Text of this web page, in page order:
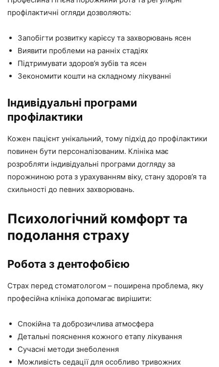
профілактичні огляди дозволяють:
Запобігти розвитку карієсу та захворювань ясен
Виявити проблеми на ранніх стадіях
Підтримувати здоров’я зубів та ясен
Зекономити кошти на складному лікуванні
Індивідуальні програми
профілактики
Кожен пацієнт унікальний, тому підхід до профілактики
повинен бути персоналізованим. Клініка має
розробляти індивідуальні програми догляду за
порожниною рота з урахуванням віку, стану здоров’я та
схильності до певних захворювань.
Психологічний комфорт та
подолання страху
Робота з дентофобією
Страх перед стоматологом – поширена проблема, яку
професійна клініка допомагає вирішити:
Спокійна та доброзичлива атмосфера
Детальні пояснення кожного етапу лікування
Сучасні методи знеболення
Можливість седації для особливо тривожних